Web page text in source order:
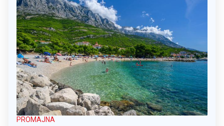
PROMAJNA